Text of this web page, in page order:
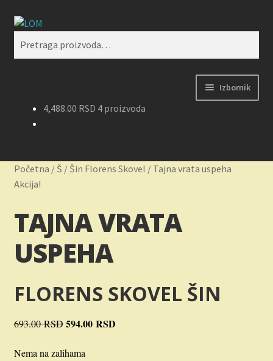
Preskoči
navigaciju
Skoči
Pretraži
Izbornik
Početak
Korpa
Kupovina, isporuka i reklamacije
Moj nalog
4,488.00 RSD 4 proizvoda
Početna / Š / Šin Florens Skovel / Tajna vrata uspeha
Akcija!
TAJNA VRATA
USPEHA
FLORENS SKOVEL ŠIN
693.00RSD Originalna
je
594.00 RSDTrenutna
Nema na zalihama